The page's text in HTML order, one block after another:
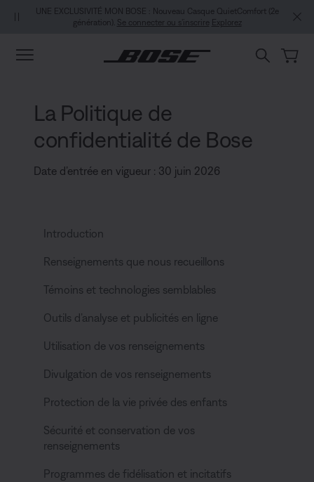
Aller au contenu principal
Aller au contenu du pied de page
Passer à la Déclaration d’accessibilité
UNE EXCLUSIVITÉ MON BOSE : Nouveau Casque QuietComfort (2e
génération).
Se connecter ou s’inscrire Explorez
La Politique de
confidentialité de Bose
Date d’entrée en vigueur : 30 juin 2026
Introduction
Renseignements que nous recueillons
Témoins et technologies semblables
Outils d’analyse et publicités en ligne
Utilisation de vos renseignements
Divulgation de vos renseignements
Protection de la vie privée des enfants
Sécurité et conservation de vos
renseignements
Programmes de fidélisation et incitatifs